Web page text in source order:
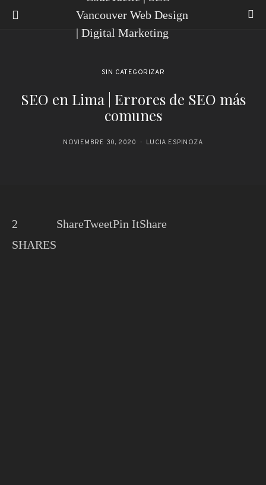
SIN CATEGORIZAR
SEO en Lima | Errores de SEO más
comunes
NOVIEMBRE 30, 2020 LUCIA ESPINOZA
2
SHARES
ShareTweetPin ItShare